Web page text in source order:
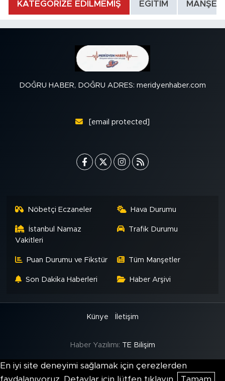
KATEGORİZE EDİLMEMİŞ EĞİTİM MANŞET
DOĞRU HABER, DOĞRU ADRES: meridyenhaber.com
[email protected]
Nöbetçi Eczaneler Hava Durumu
İstanbul Namaz
Vakitleri
Trafik Durumu
Puan Durumu ve Fikstür Tüm Manşetler
Son Dakika Haberleri Haber Arşivi
Künye İletişim
Haber Yazılımı: TE Bilişim
En iyi site deneyimi sağlamak için çerezlerden